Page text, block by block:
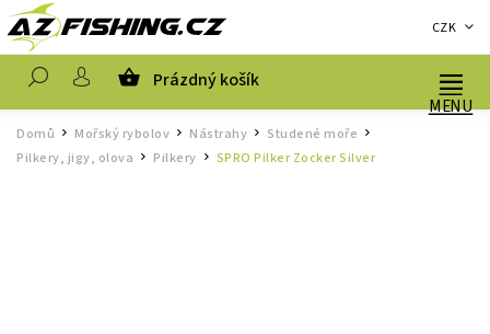
CZK
Prázdný košík
Domů / Mořský rybolov / Nástrahy / Studené moře /
Pilkery, jigy, olova / Pilkery SPRO Pilker Zocker Silver